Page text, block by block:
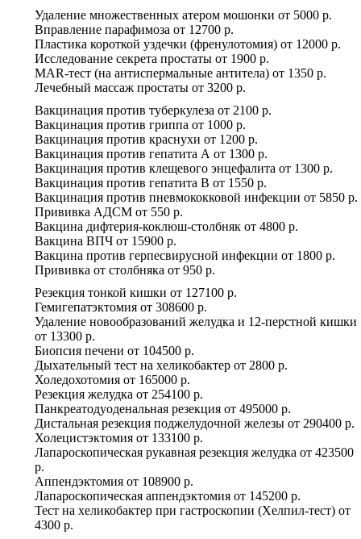
Удаление множественных атером мошонки от 5000 р.
Вправление парафимоза от 12700 р.
Пластика короткой уздечки (френулотомия) от 12000 р.
Исследование секрета простаты от 1900 р.
MAR-тест (на антиспермальные антитела) от 1350 р.
Лечебный массаж простаты от 3200 р.
Вакцинация против туберкулеза от 2100 р.
Вакцинация против гриппа от 1000 р.
Вакцинация против краснухи от 1200 р.
Вакцинация против гепатита А от 1300 р.
Вакцинация против клещевого энцефалита от 1300 р.
Вакцинация против гепатита В от 1550 р.
Вакцинация против пневмококковой инфекции от 5850 р.
Прививка АДСМ от 550 р.
Вакцина дифтерия-коклюш-столбняк от 4800 р.
Вакцина ВПЧ от 15900 р.
Вакцина против герпесвирусной инфекции от 1800 р.
Прививка от столбняка от 950 р.
Резекция тонкой кишки от 127100 р.
Гемигепатэктомия от 308600 р.
Удаление новообразований желудка и 12-перстной кишки
от 13300 р.
Биопсия печени от 104500 р.
Дыхательный тест на хеликобактер от 2800 р.
Холедохотомия от 165000 р.
Резекция желудка от 254100 р.
Панкреатодуоденальная резекция от 495000 р.
Дистальная резекция поджелудочной железы от 290400 р.
Холецистэктомия от 133100 р.
Лапароскопическая рукавная резекция желудка от 423500
р.
Аппендэктомия от 108900 р.
Лапароскопическая аппендэктомия от 145200 р.
Тест на хеликобактер при гастроскопии (Хелпил-тест) от
4300 р.